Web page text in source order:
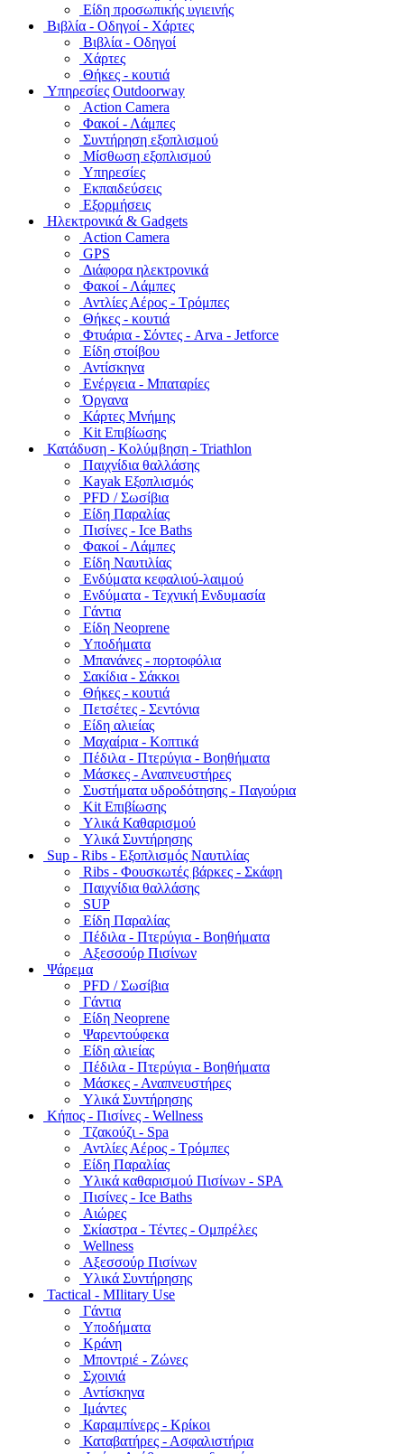
Είδη προσωπικής υγιεινής
Bιβλία - Οδηγοί - Χάρτες
Βιβλία - Οδηγοί
Χάρτες
Θήκες - κουτιά
Υπηρεσίες Outdoorway
Action Camera
Φακοί - Λάμπες
Συντήρηση εξοπλισμού
Μίσθωση εξοπλισμού
Υπηρεσίες
Εκπαιδεύσεις
Εξορμήσεις
Ηλεκτρονικά & Gadgets
Action Camera
GPS
Διάφορα ηλεκτρονικά
Φακοί - Λάμπες
Αντλίες Αέρος - Τρόμπες
Θήκες - κουτιά
Φτυάρια - Σόντες - Arva - Jetforce
Είδη στοίβου
Αντίσκηνα
Ενέργεια - Μπαταρίες
Όργανα
Κάρτες Μνήμης
Kit Επιβίωσης
Κατάδυση - Κολύμβηση - Triathlon
Παιχνίδια θαλλάσης
Kayak Εξοπλισμός
PFD / Σωσίβια
Είδη Παραλίας
Πισίνες - Ice Baths
Φακοί - Λάμπες
Είδη Ναυτιλίας
Ενδύματα κεφαλιού-λαιμού
Ενδύματα - Τεχνική Ενδυμασία
Γάντια
Είδη Neoprene
Υποδήματα
Μπανάνες - πορτοφόλια
Σακίδια - Σάκκοι
Θήκες - κουτιά
Πετσέτες - Σεντόνια
Είδη αλιείας
Μαχαίρια - Κοπτικά
Πέδιλα - Πτερύγια - Βοηθήματα
Μάσκες - Αναπνευστήρες
Συστήματα υδροδότησης - Παγούρια
Kit Επιβίωσης
Υλικά Καθαρισμού
Υλικά Συντήρησης
Sup - Ribs - Εξοπλισμός Ναυτιλίας
Ribs - Φουσκωτές βάρκες - Σκάφη
Παιχνίδια θαλλάσης
SUP
Είδη Παραλίας
Πέδιλα - Πτερύγια - Βοηθήματα
Αξεσσούρ Πισίνων
Ψάρεμα
PFD / Σωσίβια
Γάντια
Είδη Neoprene
Ψαρεντούφεκα
Είδη αλιείας
Πέδιλα - Πτερύγια - Βοηθήματα
Μάσκες - Αναπνευστήρες
Υλικά Συντήρησης
Κήπος - Πισίνες - Wellness
Τζακούζι - Spa
Αντλίες Αέρος - Τρόμπες
Είδη Παραλίας
Υλικά καθαρισμού Πισίνων - SPA
Πισίνες - Ice Baths
Αιώρες
Σκίαστρα - Τέντες - Ομπρέλες
Wellness
Αξεσσούρ Πισίνων
Υλικά Συντήρησης
Tactical - MIlitary Use
Γάντια
Υποδήματα
Κράνη
Μποντριέ - Ζώνες
Σχοινιά
Αντίσκηνα
Ιμάντες
Καραμπίνερς - Κρίκοι
Καταβατήρες - Ασφαλιστήρια